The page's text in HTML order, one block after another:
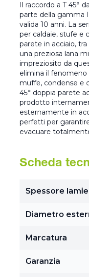
Il raccordo a T 45°
parte della gamma
valida 10 anni. La
per caldaie, stufe e
parete in acciaio,
una preziosa lana
impreziosito da
elimina il fenomeno
muffe, condense e
45° doppia parete
prodotto
esternamente in
perfetti per
evacuare
Scheda
Spessore
Diametro
Marcatura
Garanzia